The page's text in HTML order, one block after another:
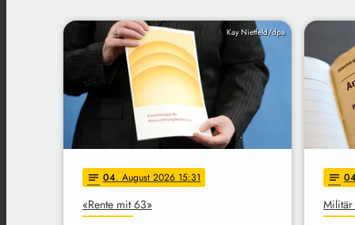
Kay Nietfeld/dpa
notes 04. August 2026 15:31
«Rente mit 63»
notes
Militär